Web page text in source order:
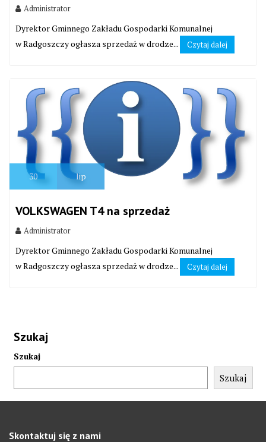
Administrator
Dyrektor Gminnego Zakładu Gospodarki Komunalnej
w Radgoszczy ogłasza sprzedaż w drodze...
Czytaj dalej
30 lip
VOLKSWAGEN T4 na sprzedaż
Administrator
Dyrektor Gminnego Zakładu Gospodarki Komunalnej
w Radgoszczy ogłasza sprzedaż w drodze...
Czytaj dalej
Szukaj
Szukaj
Szukaj
Skontaktuj się z nami